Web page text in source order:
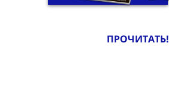
ПРОЧИТАТЬ!